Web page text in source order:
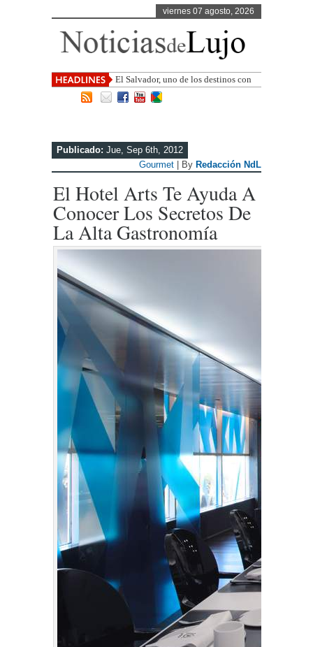
viernes 07 agosto, 2026
El Salvador, uno de los destinos con
mayor proyección de Centroamérica
Publicado: Jue, Sep 6th, 2012
Gourmet | By Redacción NdL
El Hotel Arts Te Ayuda A
Conocer Los Secretos De
La Alta Gastronomía